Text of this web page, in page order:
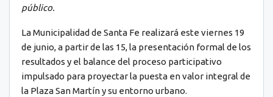
público.
La Municipalidad de Santa Fe realizará este viernes 19
de junio, a partir de las 15, la presentación formal de los
resultados y el balance del proceso participativo
impulsado para proyectar la puesta en valor integral de
la Plaza San Martín y su entorno urbano.